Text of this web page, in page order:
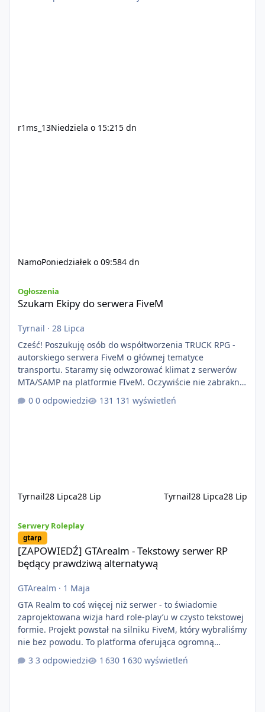
r1ms_13Niedziela o 15:215 dn
NamoPoniedziałek o 09:584 dn
Ogłoszenia
Szukam Ekipy do serwera FiveM
Tyrnail · 28 Lipca
Cześć! Poszukuję osób do współtworzenia TRUCK RPG -
autorskiego serwera FiveM o głównej tematyce
transportu. Staramy się odwzorować klimat z serwerów
MTA/SAMP na platformie FIveM. Oczywiście nie zabraknie
kontentu dla graczy którzy chcą robić coś innego niż
jeździć ciężarówką. Projekt tworzony jest od podstaw z
0 odpowiedzi 131 wyświetleń
Tyrnail28 Lipca28 Lip Tyrnail28 Lipca28 Lip
Serwery Roleplay
gtarp
[ZAPOWIEDŹ] GTArealm - Tekstowy serwer RP
będący prawdziwą alternatywą
GTArealm · 1 Maja
GTA Realm to coś więcej niż serwer - to świadomie
zaprojektowana wizja hard role-play’u w czysto tekstowej
formie. Projekt powstał na silniku FiveM, który wybraliśmy
nie bez powodu. To platforma oferująca ogromną
elastyczność i znacznie szybszy rozwój systemów niż w
przypadku innych rozwiązań. Usprawniona
3 odpowiedzi 1 630 wyświetleń